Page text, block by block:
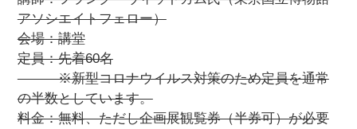
アソシエイトフェロー）
会場：講堂
定員：先着60名
※新型コロナウイルス対策のため定員を通常
の半数としています。
料金：無料、ただし企画展観覧券（半券可）が必要